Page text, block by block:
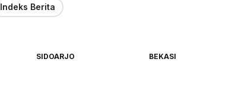
Indeks Berita
SIDOARJO
BEKASI